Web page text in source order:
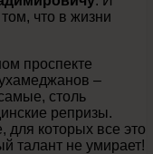
что в жизни
проспекте
–
столь
репризы.
которых все это
талант не умирает!